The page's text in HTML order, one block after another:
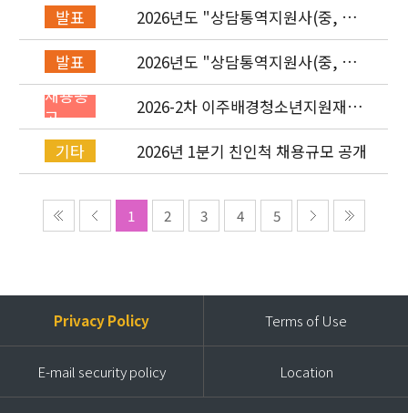
발표
2026년도 "상담통역지원사(중, 베,
러, 몽)" 면접심사 합격자 발표
발표
2026년도 "상담통역지원사(중, 베,
러, 몽)" 서류심사 합격자 발표
채용공
고
2026-2차 이주배경청소년지원재단
직원(기획운영실/사업운영부/개발
협력부) 채용공고 (~4/26)
기타 2026년 1분기 친인척 채용규모 공개
1 2 3 4 5
Privacy Policy Terms of Use
E-mail security policy Location